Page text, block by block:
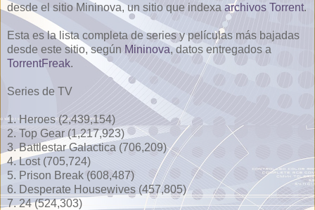
desde el sitio Mininova, un sitio que indexa archivos Torrent.
Esta es la lista completa de series y películas más bajadas
desde este sitio, según Mininova, datos entregados a
TorrentFreak.
Series de TV
1. Heroes (2,439,154)
2. Top Gear (1,217,923)
3. Battlestar Galactica (706,209)
4. Lost (705,724)
5. Prison Break (608,487)
6. Desperate Housewives (457,805)
7. 24 (524,303)